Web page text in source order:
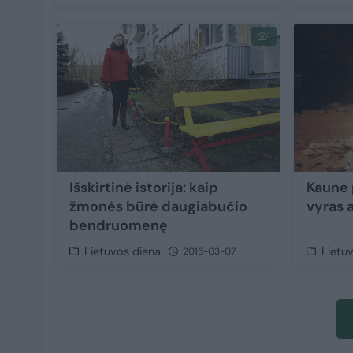
1
Išskirtinė istorija: kaip
žmonės būrė daugiabučio
bendruomenę
Lietuvos diena 2015-03-07
vyras